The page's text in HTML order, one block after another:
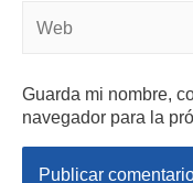
Guarda mi nombre,
navegador para la